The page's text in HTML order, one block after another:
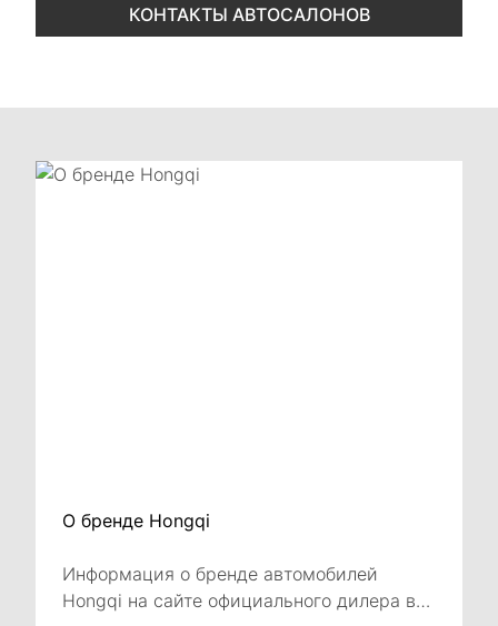
КОНТАКТЫ АВТОСАЛОНОВ
О бренде Hongqi
Информация о бренде автомобилей
Hongqi на сайте официального дилера в